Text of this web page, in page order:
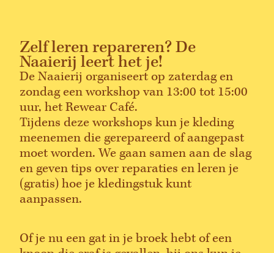
Zelf leren repareren? De
Naaierij leert het je!
De Naaierij organiseert op zaterdag en
zondag een workshop van 13:00 tot 15:00
uur, het Rewear Café.
Tijdens deze workshops kun je kleding
meenemen die gerepareerd of aangepast
moet worden. We gaan samen aan de slag
en geven tips over reparaties en leren je
(gratis) hoe je kledingstuk kunt
aanpassen.
Of je nu een gat in je broek hebt of een